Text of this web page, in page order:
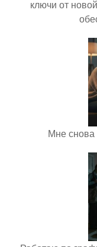
ключи от
Мне